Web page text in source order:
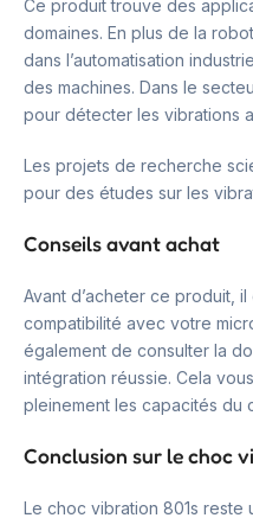
Ce produit trouve des
domaines. En plus de la
dans l’automatisation
des machines. Dans le
pour détecter les vibrations
Les projets de recherche
pour des études sur les
Conseils avant achat
Avant d’acheter ce produit,
compatibilité avec votre
également de consulter la
intégration réussie. Cela
pleinement les capacités du
Conclusion sur le choc
Le choc vibration 801s reste